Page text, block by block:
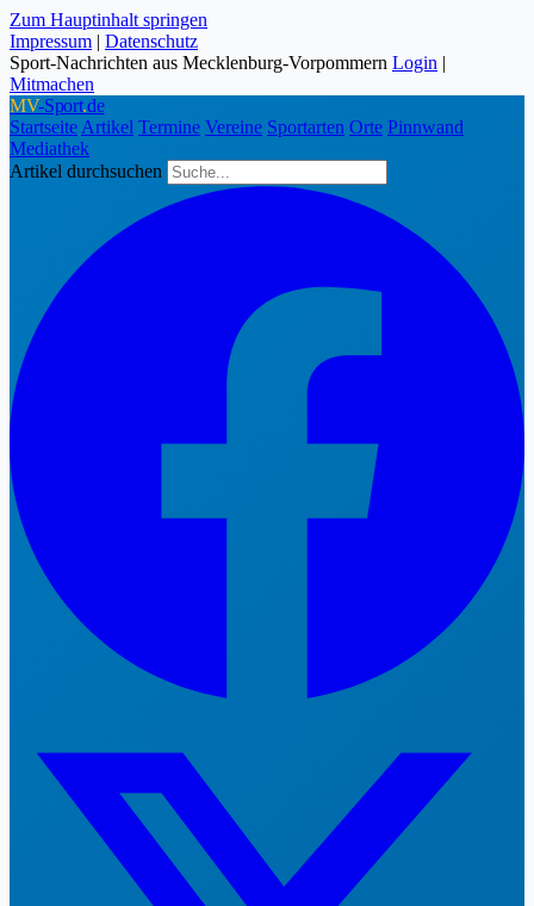
Zum Hauptinhalt springen
Impressum | Datenschutz
Sport-Nachrichten aus Mecklenburg-Vorpommern Login |
Mitmachen
MV-Sport.de
Startseite Artikel Termine Vereine Sportarten Orte Pinnwand
Mediathek
Artikel durchsuchen